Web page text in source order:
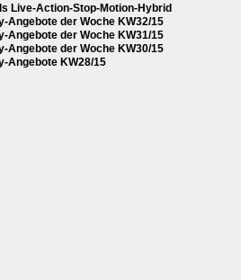
Live-Action-Stop-Motion-Hybrid
Angebote der Woche KW32/15
Angebote der Woche KW31/15
Angebote der Woche KW30/15
Angebote KW28/15